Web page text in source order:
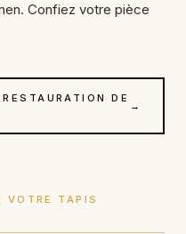
Confiez votre pièce
DE
→
VOTRE TAPIS